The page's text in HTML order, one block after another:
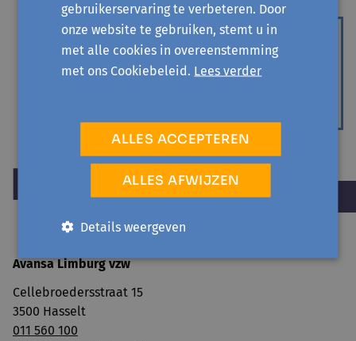
REGIO HASSELT
wo 25 november '26 - 1 Sessie
Fruitboommagie
Avansa Limburg vzw
Cellebroedersstraat 15
3500 Hasselt
011 560 100
gebruikerservaring te verbeteren. Door
onze website te gebruiken, stemt u in
met alle cookies in overeenstemming
met ons Cookiebeleid. Lees verder
ALLES ACCEPTEREN
ALLES AFWIJZEN
Details weergeven